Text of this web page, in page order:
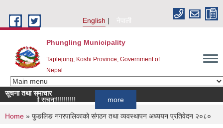
English
नेपाली
Phungling Municipality
Taplejung, Koshi Province, Government of
Nepal
सूचना तथा समाचार
सम्बन्धी सूचना!!!!!!!!!!
more
You are here
Home » फुङलिङ नगरपालिकाको संगठन तथा व्यवस्थापन अध्ययन प्रतिवेदन २०८०